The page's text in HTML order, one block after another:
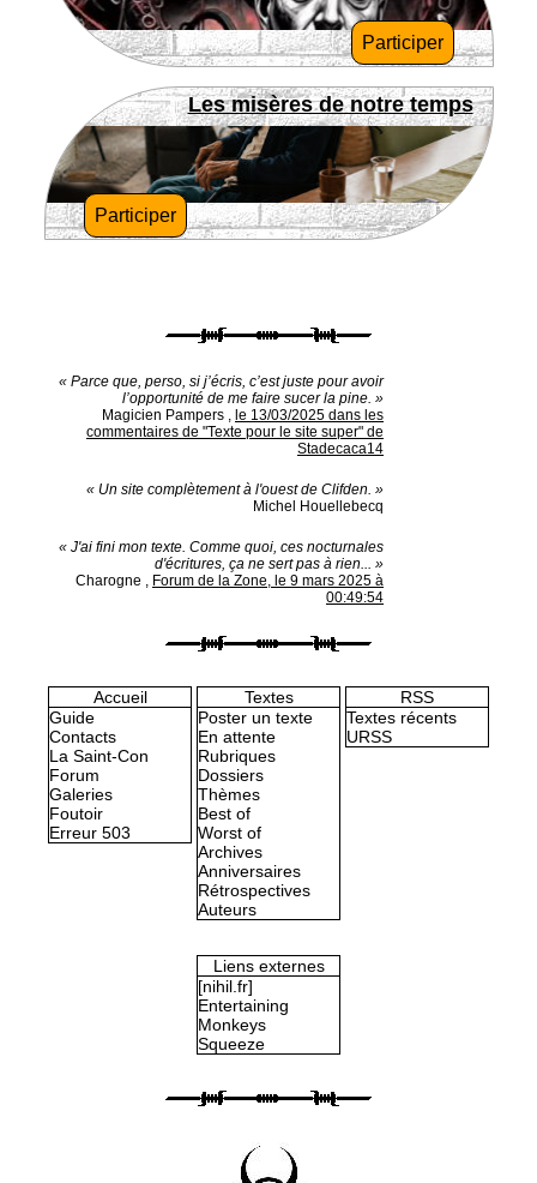
Participer
Les misères de notre temps
Participer
« Parce que, perso, si j’écris, c’est juste pour avoir
l’opportunité de me faire sucer la pine. »
Magicien Pampers , le 13/03/2025 dans les
commentaires de "Texte pour le site super" de
Stadecaca14
« Un site complètement à l'ouest de Clifden. »
Michel Houellebecq
« J'ai fini mon texte. Comme quoi, ces nocturnales
d'écritures, ça ne sert pas à rien... »
Charogne , Forum de la Zone, le 9 mars 2025 à
00:49:54
Accueil
Guide
Contacts
La Saint-Con
Forum
Galeries
Foutoir
Erreur 503
Textes
Poster un texte
En attente
Rubriques
Dossiers
Thèmes
Best of
Worst of
Archives
Anniversaires
Rétrospectives
Auteurs
RSS
Textes récents
URSS
Liens externes
[nihil.fr]
Entertaining
Monkeys
Squeeze